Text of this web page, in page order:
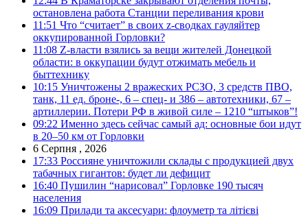
остановлена работа Станции переливания крови
11:51 Что “считает” в своих z-сводках гауляйтер
оккупированной Горловки?
11:08 Z-власти взялись за вещи жителей Донецкой
области: в оккупации будут отжимать мебель и
быттехнику
10:15 Уничтожены 2 вражеских РСЗО, 3 средств ПВО,
танк, 11 ед. броне-, 6 – спец- и 386 – автотехники, 67 –
артиллерии. Потери РФ в живой силе – 1210 “штыков”!
09:22 Именно здесь сейчас самый ад: основные бои идут
в 20–50 км от Горловки
6 Серпня , 2026
17:33 Россияне уничтожили склады с продукцией двух
табачных гигантов: будет ли дефицит
16:40 Пушилин “нарисовал” Горловке 190 тысяч
населения
16:09 Прилади та аксесуари: флоуметр та літієві